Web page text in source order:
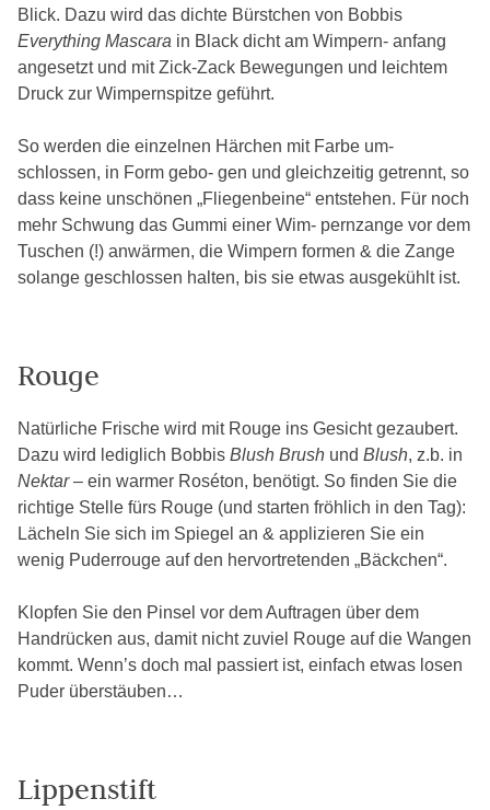
Blick. Dazu wird das dichte Bürstchen von Bobbis
Everything Mascara in Black dicht am Wimpern- anfang
angesetzt und mit Zick-Zack Bewegungen und leichtem
Druck zur Wimpernspitze geführt.
So werden die einzelnen Härchen mit Farbe um-
schlossen, in Form gebo- gen und gleichzeitig getrennt, so
dass keine unschönen „Fliegenbeine“ entstehen. Für noch
mehr Schwung das Gummi einer Wim- pernzange vor dem
Tuschen (!) anwärmen, die Wimpern formen & die Zange
solange geschlossen halten, bis sie etwas ausgekühlt ist.
Rouge
Natürliche Frische wird mit Rouge ins Gesicht gezaubert.
Dazu wird lediglich Bobbis Blush Brush und Blush, z.b. in
Nektar– ein warmer Roséton, benötigt. So finden Sie die
richtige Stelle fürs Rouge (und starten fröhlich in den Tag):
Lächeln Sie sich im Spiegel an & applizieren Sie ein
wenig Puderrouge auf den hervortretenden „Bäckchen“.
Klopfen Sie den Pinsel vor dem Auftragen über dem
Handrücken aus, damit nicht zuviel Rouge auf die Wangen
kommt. Wenn’s doch mal passiert ist, einfach etwas losen
Puder überstäuben…
Lippenstift